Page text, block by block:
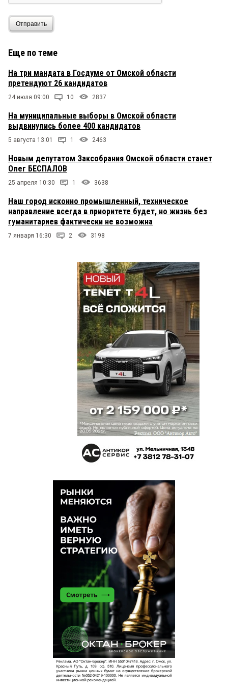
Отправить
Еще по теме
На три мандата в Госдуме от Омской области
претендуют 26 кандидатов
24 июля 09:00 10 2837
На муниципальные выборы в Омской области
выдвинулись более 400 кандидатов
5 августа 13:01 1 2463
Новым депутатом Заксобрания Омской области станет
Олег БЕСПАЛОВ
25 апреля 10:30 1 3638
Наш город исконно промышленный, техническое
направление всегда в приоритете будет, но жизнь без
гуманитариев фактически не возможна
7 января 16:30 2 3198